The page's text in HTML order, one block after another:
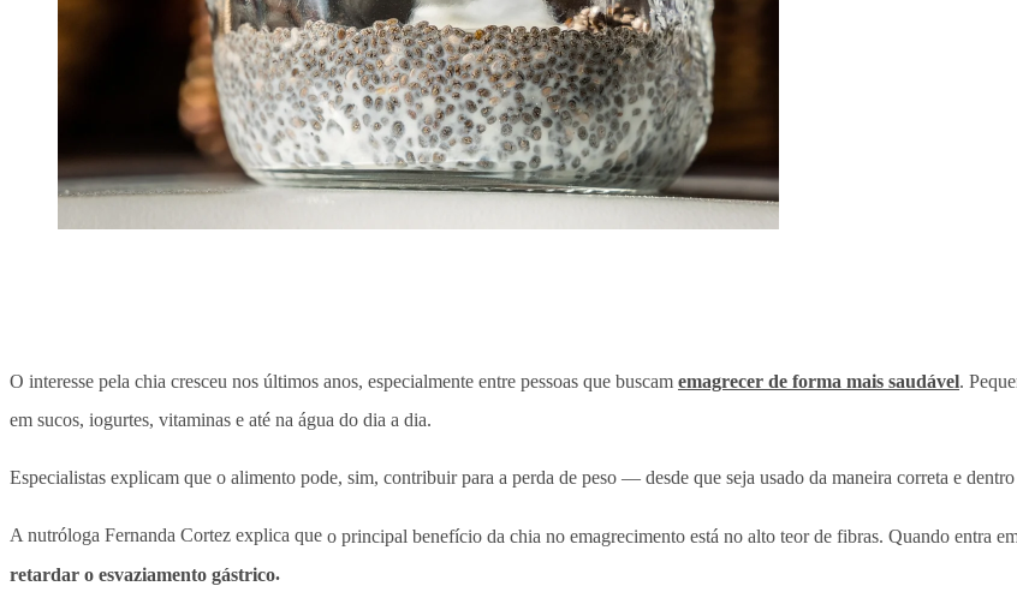
O interesse pela chia cresceu nos últimos anos, especialmente entre pessoas que buscam emagrecer de forma mais saudável.
em sucos, iogurtes, vitaminas e até na água do dia a dia.
Especialistas explicam que o alimento pode, sim, contribuir para a perda de peso — desde que seja usado da maneira correta e
A nutróloga Fernanda Cortez explica que o principal benefício da chia no emagrecimento está no alto teor de fibras. Quando entra
retardar o esvaziamento gástrico.